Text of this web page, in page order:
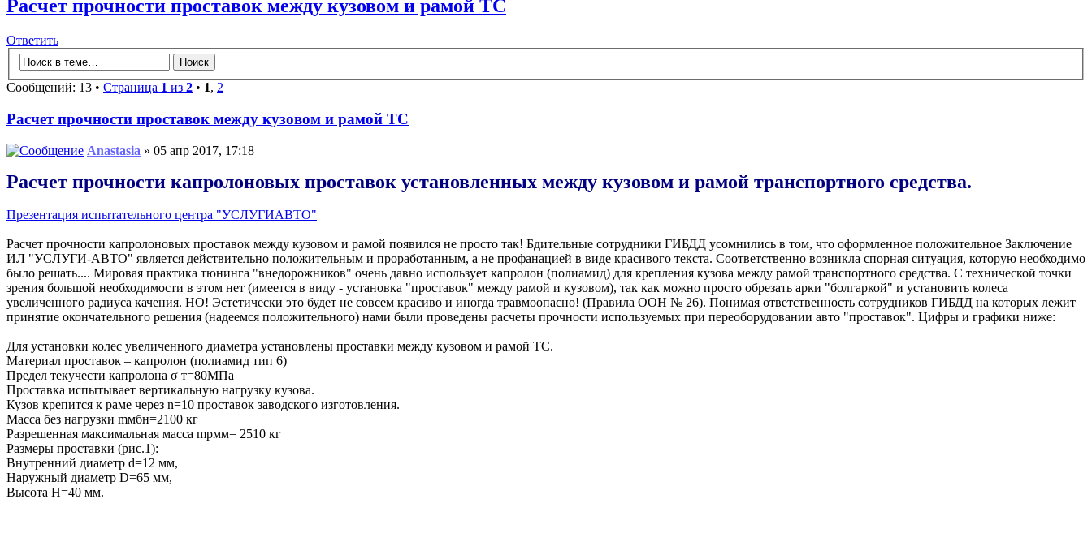
Расчет прочности проставок между кузовом и рамой ТС
Ответить
Сообщений: 13 • Страница 1 из 2 • 1, 2
Расчет прочности проставок между кузовом и рамой ТС
Anastasia » 05 апр 2017, 17:18
Расчет прочности капролоновых проставок установленных между кузовом и рамой транспортного средства.
Презентация испытательного центра "УСЛУГИАВТО"
Расчет прочности капролоновых проставок между кузовом и рамой появился не просто так! Бдительные сотрудники ГИБДД усомнились в том, что оформленное положительное Заключение
ИЛ "УСЛУГИ-АВТО" является действительно положительным и проработанным, а не профанацией в виде красивого текста. Соответственно возникла спорная ситуация, которую необходимо
было решать.... Мировая практика тюнинга "внедорожников" очень давно использует капролон (полиамид) для крепления кузова между рамой транспортного средства. С технической точки
зрения большой необходимости в этом нет (имеется в виду - установка "проставок" между рамой и кузовом), так как можно просто обрезать арки "болгаркой" и установить колеса
увеличенного радиуса качения. НО! Эстетически это будет не совсем красиво и иногда травмоопасно! (Правила ООН № 26). Понимая ответственность сотрудников ГИБДД на которых лежит
принятие окончательного решения (надеемся положительного) нами были проведены расчеты прочности используемых при переоборудовании авто "проставок". Цифры и графики ниже:
Для установки колес увеличенного диаметра установлены проставки между кузовом и рамой ТС.
Материал проставок – капролон (полиамид тип 6)
Предел текучести капролона σ т=80МПа
Проставка испытывает вертикальную нагрузку кузова.
Кузов крепится к раме через n=10 проставок заводского изготовления.
Масса без нагрузки mмбн=2100 кг
Разрешенная максимальная масса mрмм= 2510 кг
Размеры проставки (рис.1):
Внутренний диаметр d=12 мм,
Наружный диаметр D=65 мм,
Высота H=40 мм.